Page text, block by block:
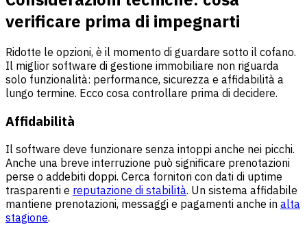
verificare prima di impegnarti
Ridotte le opzioni, è il momento di guardare sotto il cofano.
Il miglior software di gestione immobiliare non riguarda
solo funzionalità: performance, sicurezza e affidabilità a
lungo termine. Ecco cosa controllare prima di decidere.
Affidabilità
Il software deve funzionare senza intoppi anche nei picchi.
Anche una breve interruzione può significare prenotazioni
perse o addebiti doppi. Cerca fornitori con dati di uptime
trasparenti e reputazione di stabilità. Un sistema affidabile
mantiene prenotazioni, messaggi e pagamenti anche in alta
stagione.